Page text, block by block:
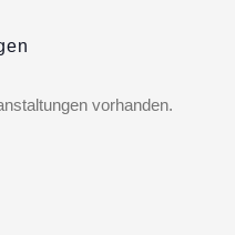
vorhanden.